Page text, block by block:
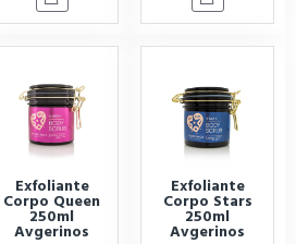
Exfoliante
Corpo Queen
250ml
Avgerinos
Exfoliante
Corpo Stars
250ml
Avgerinos